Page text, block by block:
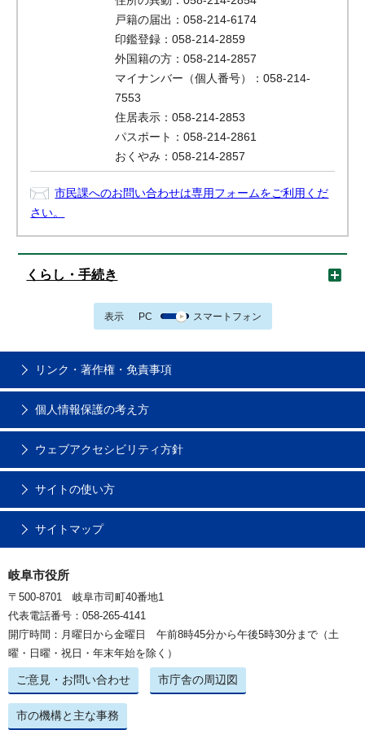
戸籍の届出：058-214-6174
印鑑登録：058-214-2859
外国籍の方：058-214-2857
マイナンバー（個人番号）：058-214-
7553
住居表示：058-214-2853
パスポート：058-214-2861
おくやみ：058-214-2857
市民課へのお問い合わせは専用フォームをご利用くだ
さい。
くらし・手続き
表示 PC スマートフォン
リンク・著作権・免責事項
個人情報保護の考え方
ウェブアクセシビリティ方針
サイトの使い方
サイトマップ
岐阜市役所
〒500-8701 岐阜市司町40番地1
代表電話番号：058-265-4141
開庁時間：月曜日から金曜日 午前8時45分から午後5時30分まで（土
曜・日曜・祝日・年末年始を除く）
ご意見・お問い合わせ 市庁舎の周辺図
市の機構と主な事務